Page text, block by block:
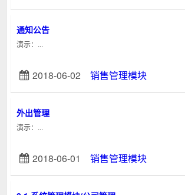
通知公告
演示：...
2018-06-02销售管理模块
外出管理
演示：...
2018-06-01销售管理模块